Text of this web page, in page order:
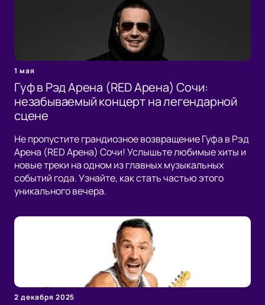
1 мая
Гуф в Рэд Арена (RED Арена) Сочи:
незабываемый концерт на легендарной
сцене
Не пропустите грандиозное возвращение Гуфа в Рэд
Арена (RED Арена) Сочи! Услышьте любимые хиты и
новые треки на одном из главных музыкальных
событий года. Узнайте, как стать частью этого
уникального вечера.
2 декабря 2025